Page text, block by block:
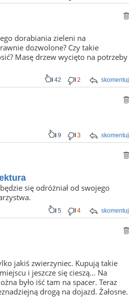
dorabiania zieleni na
dozwolone? Czy takie
Masę drzew wycięto na potrzeby
skomentuj
42 2
skomentuj
9 3
się odróżniał od swojego
skomentuj
5 4
jakiś zwierzyniec. Kupują takie
i jeszcze się cieszą... Na
było iść tam na spacer. Teraz
drogą na dojazd. Żałosne.